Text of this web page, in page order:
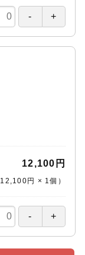
12,100円
12,100円 × 1個 ）